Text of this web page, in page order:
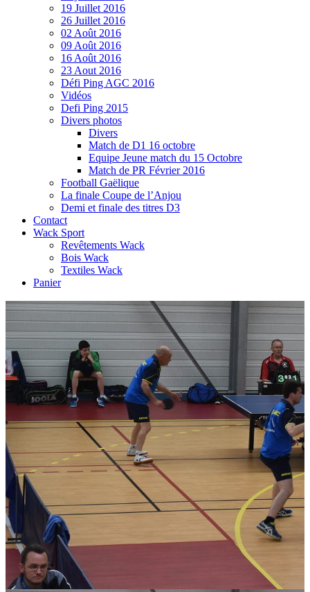
19 Juillet 2016
26 Juillet 2016
02 Août 2016
09 Août 2016
16 Août 2016
23 Aout 2016
Défi Ping AGC 2016
Vidéos
Defi Ping 2015
Divers photos
Divers
Match de D1 16 octobre
Equipe Jeune match du 15 Octobre
Match de PR Février 2016
Football Gaëlique
La finale Coupe de l’Anjou
Demi et finale des titres D3
Contact
Wack Sport
Revêtements Wack
Bois Wack
Textiles Wack
Panier